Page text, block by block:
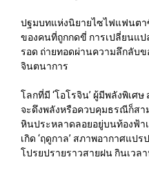
ปฐมบทแห่งนิยายไซไฟแฟนตา
ของคนที่ถูกกดขี่ การเปลี่ยนแป
รอด ถ่ายทอดผ่านความลึกลับ
จินตนาการ
โลกที่มี ‘โอโรจิน’ ผู้มีพลังพิเศ
จะดึงพลังหรือควบคุมธรณีก็สาม
หินประหลาดลอยอยู่บนท้องฟ้า
เกิด ‘ฤดูกาล’ สภาพอากาศแป
โปรยปรายราวสายฝน กินเวล